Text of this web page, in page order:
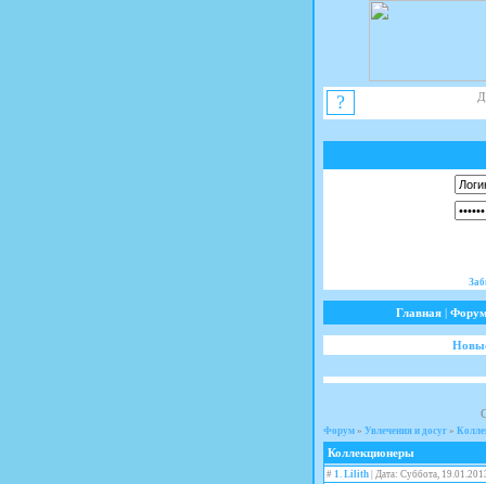
?
Главная |
Форум » Увлечения и досуг »
Коллекционеры
# 1. Lilith | Дата: Суббота,